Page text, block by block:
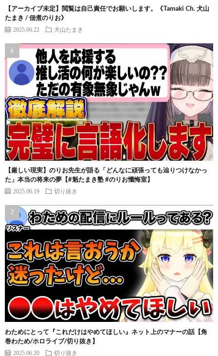
【アーカイブ未定】閲覧は自己責任でお願いします。《Tamaki Ch. 犬山
たまき / 佃煮のりお》
2025.06.22 犬山たまき
【厳しい現実】のりお先生が語る「どんなに頑張っても辿りつけなかっ
た」本当の将来の夢【#魁たまき塾 #のりお懺悔室】
2025.06.19 切り抜き
わためにとって『これだけはやめてほしい』ネット上のマナーの話【角
巻わため/ホロライブ/切り抜き】
2025.06.20 切り抜き